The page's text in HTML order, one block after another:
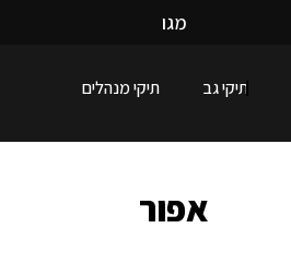
ןענ
תיקי גב תיקי מנהלים
אפור